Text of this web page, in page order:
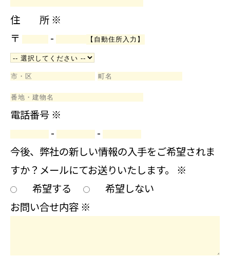
住 所 ※
〒
-
電話番号 ※
-
-
今後、弊社の新しい情報の入手をご希望されま
すか？メールにてお送りいたします。 ※
希望する
希望しない
お問い合せ内容 ※